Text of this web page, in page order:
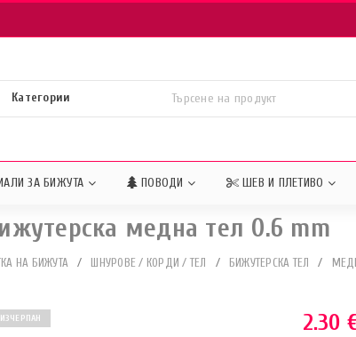
ЗА БИЖУТА ПОВОДИ ШЕВ И ПЛЕТИВО
медна тел 0.6 mm
НА БИЖУТА / ШНУРОВЕ / КОРДИ / ТЕЛ / БИЖУТЕРСКА ТЕЛ /
ИЗЧЕРПАН 2.30